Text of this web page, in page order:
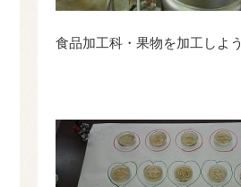
食品加工科・果物を加工しよう